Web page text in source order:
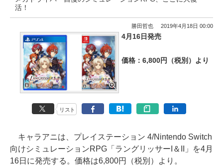
活！
勝田哲也 2019年4月18日 00:00
4月16日発売
価格：6,800円（税別）より
リスト
キャラアニは、プレイステーション 4/Nintendo Switch
向けシミュレーションRPG「ラングリッサーI＆II」を4月
16日に発売する。価格は6,800円（税別）より。